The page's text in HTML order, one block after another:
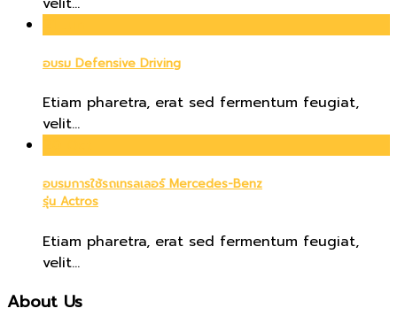
อบรม Defensive Driving
Etiam pharetra, erat sed fermentum feugiat,
velit...
อบรมการใช้รถเทรลเลอร์ Mercedes-Benz
รุ่น Actros
Etiam pharetra, erat sed fermentum feugiat,
velit...
About Us